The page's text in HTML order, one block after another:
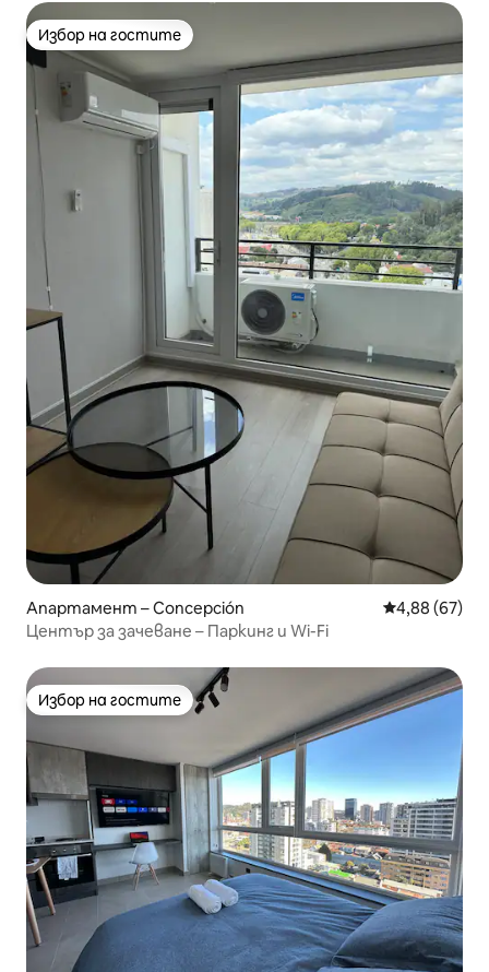
Избор на гостите
Избор на гостите
Апартамент – Concepción Средна
4,88 (67)
Център за зачеване – Паркинг и Wi-Fi
Избор на гостите
Избор на гостите